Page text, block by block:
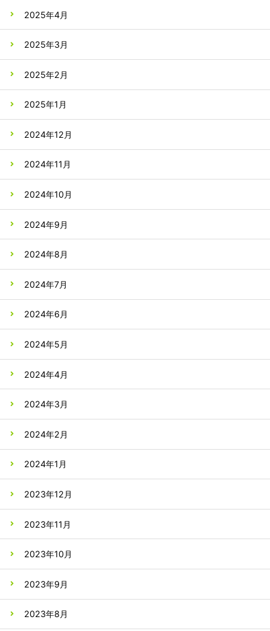
2025年4月
2025年3月
2025年2月
2025年1月
2024年12月
2024年11月
2024年10月
2024年9月
2024年8月
2024年7月
2024年6月
2024年5月
2024年4月
2024年3月
2024年2月
2024年1月
2023年12月
2023年11月
2023年10月
2023年9月
2023年8月